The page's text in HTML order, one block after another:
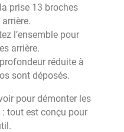
prise 13 broches
l’ensemble pour
arrière.
réduite à
sont déposés.
pour démonter les
tout est conçu pour